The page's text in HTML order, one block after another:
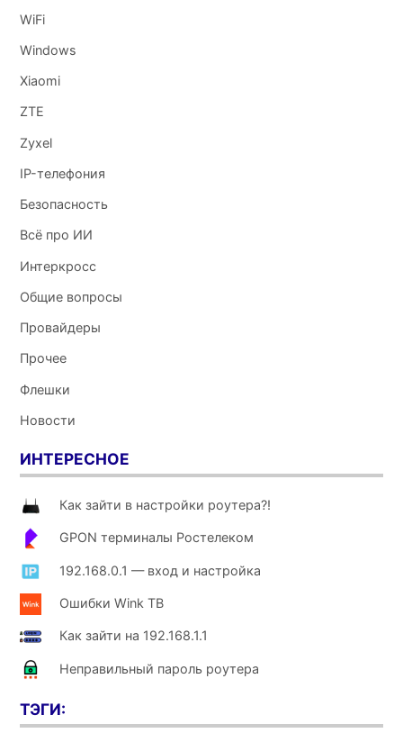
WiFi
Windows
Xiaomi
ZTE
Zyxel
IP-телефония
Безопасность
Всё про ИИ
Интеркросс
Общие вопросы
Провайдеры
Прочее
Флешки
Новости
ИНТЕРЕСНОЕ
Как зайти в настройки роутера?!
GPON терминалы Ростелеком
192.168.0.1 — вход и настройка
Ошибки Wink ТВ
Как зайти на 192.168.1.1
Неправильный пароль роутера
ТЭГИ: